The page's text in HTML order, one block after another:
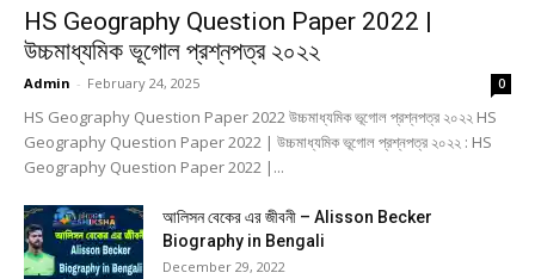
HS Geography Question Paper 2022 |
উচ্চমাধ্যমিক ভূগোল প্রশ্নপত্র ২০২২
Admin - February 24, 2025 0
HS Geography Question Paper 2022 উচ্চমাধ্যমিক ভূগোল প্রশ্নপত্র ২০২২ HS
Geography Question Paper 2022 | উচ্চমাধ্যমিক ভূগোল প্রশ্নপত্র ২০২২ : HS
Geography Question Paper 2022 |...
আলিসন বেকের এর জীবনী – Alisson Becker
Biography in Bengali
December 29, 2022